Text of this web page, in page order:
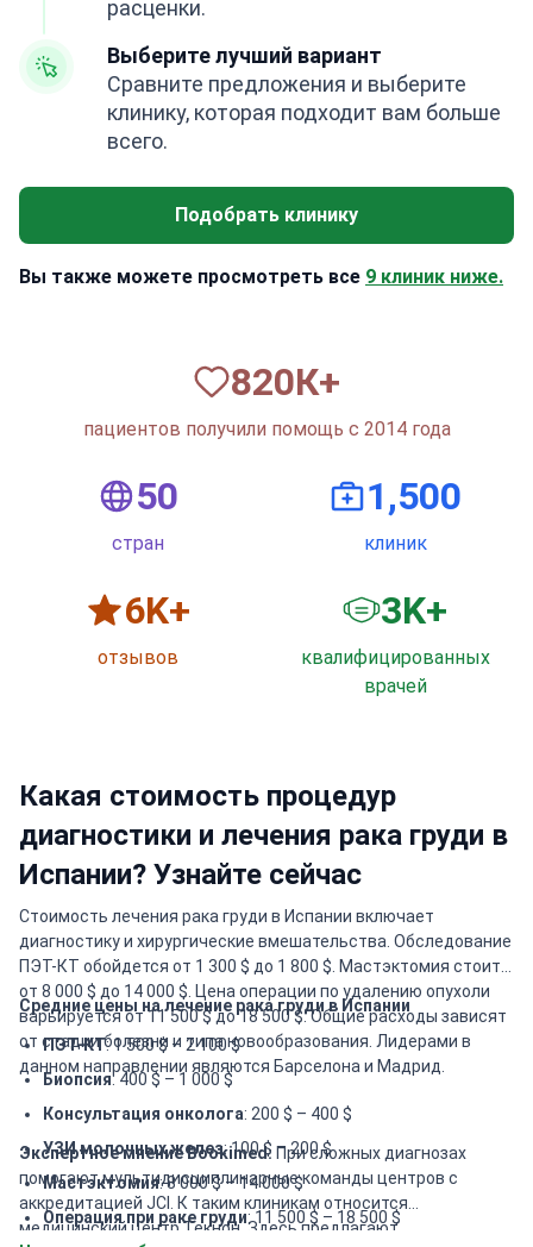
расценки.
Выберите лучший вариант
Сравните предложения и выберите
клинику, которая подходит вам больше
всего.
Подобрать клинику
Вы также можете просмотреть все 9 клиник ниже.
820К+
пациентов получили помощь с 2014 года
50
стран
1,500
клиник
6K+
отзывов
3K+
квалифицированных
врачей
Какая стоимость процедур
диагностики и лечения рака груди в
Испании? Узнайте сейчас
Стоимость лечения рака груди в Испании включает
диагностику и хирургические вмешательства. Обследование
ПЭТ-КТ обойдется от 1 300 $ до 1 800 $. Мастэктомия стоит
от 8 000 $ до 14 000 $. Цена операции по удалению опухоли
варьируется от 11 500 $ до 18 500 $. Общие расходы зависят
от стадии болезни и типа новообразования. Лидерами в
данном направлении являются Барселона и Мадрид.
Средние цены на лечение рака груди в Испании
ПЭТ-КТ: 1 500 $ – 2 100 $
Биопсия: 400 $ – 1 000 $
Консультация онколога: 200 $ – 400 $
УЗИ молочных желез: 100 $ – 200 $
Мастэктомия: 8 000 $ – 14 000 $
Операция при раке груди: 11 500 $ – 18 500 $
Экспертное мнение Bookimed: При сложных диагнозах
помогают мультидисциплинарные команды центров с
аккредитацией JCI. К таким клиникам относится
медицинский центр Текнон. Здесь предлагают